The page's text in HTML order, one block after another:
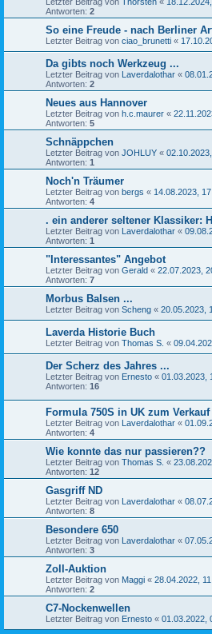
Antworten: 2
So eine Freude - nach Berliner
Letzter Beitrag von ciao_brunetti «
Da gibts noch Werkzeug ...
Letzter Beitrag von Laverdalothar «
Antworten: 2
Neues aus Hannover
Letzter Beitrag von h.c.maurer «
Antworten: 5
Schnäppchen
Letzter Beitrag von JOHLUY «
Antworten: 1
Noch'n Träumer
Letzter Beitrag von bergs « 14.08.2023,
Antworten: 4
. ein anderer seltener Klassiker:
Letzter Beitrag von Laverdalothar «
Antworten: 1
"Interessantes" Angebot
Letzter Beitrag von Gerald « 22.07.2023,
Antworten: 7
Morbus Balsen ...
Letzter Beitrag von Scheng « 20.05.2023,
Laverda Historie Buch
Letzter Beitrag von Thomas S. «
Der Scherz des Jahres ...
Letzter Beitrag von Ernesto « 01.03.2023,
Antworten: 16
Formula 750S in UK zum
Letzter Beitrag von Laverdalothar «
Antworten: 4
Wie konnte das nur passieren??
Letzter Beitrag von Thomas S. «
Antworten: 12
Gasgriff ND
Letzter Beitrag von Laverdalothar «
Antworten: 8
Besondere 650
Letzter Beitrag von Laverdalothar «
Antworten: 3
Zoll-Auktion
Letzter Beitrag von Maggi « 28.04.2022,
Antworten: 2
C7-Nockenwellen
Letzter Beitrag von Ernesto « 01.03.2022,